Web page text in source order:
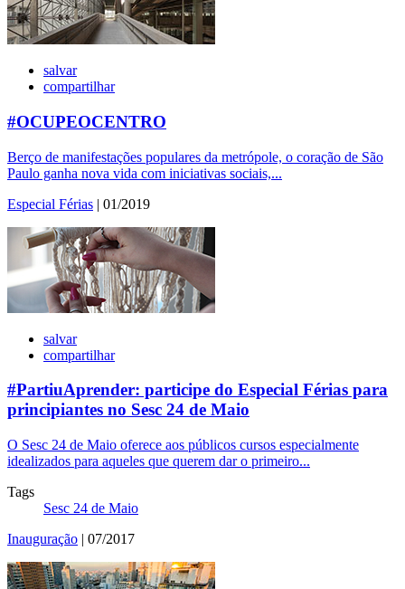
salvar
compartilhar
#OCUPEOCENTRO
Berço de manifestações populares da metrópole, o coração de São
Paulo ganha nova vida com iniciativas sociais,...
Especial Férias | 01/2019
salvar
compartilhar
#PartiuAprender: participe do Especial Férias para
principiantes no Sesc 24 de Maio
O Sesc 24 de Maio oferece aos públicos cursos especialmente
idealizados para aqueles que querem dar o primeiro...
Tags
Sesc 24 de Maio
Inauguração | 07/2017